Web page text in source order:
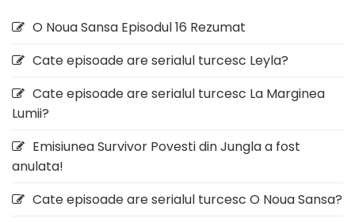
O Noua Sansa Episodul 16 Rezumat
Cate episoade are serialul turcesc Leyla?
Cate episoade are serialul turcesc La Marginea
Lumii?
Emisiunea Survivor Povesti din Jungla a fost
anulata!
Cate episoade are serialul turcesc O Noua Sansa?